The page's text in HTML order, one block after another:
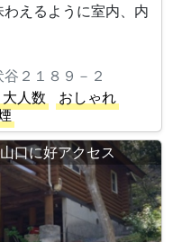
えるように室内、内
２１８９－２
大人数
おしゃれ
口に好アクセス